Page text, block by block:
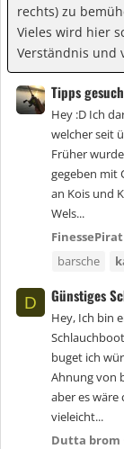
rechts) zu
Vieles wird hier
Verständnis und
Tipps
Hey :D Ich
welcher seit
Früher
gegeben mit
an Kois und
Wels...
FinessePirat
barsche
D Günstiges
Hey, Ich bin
buget ich
Ahnung von
aber es
vieleicht...
Dutta brom